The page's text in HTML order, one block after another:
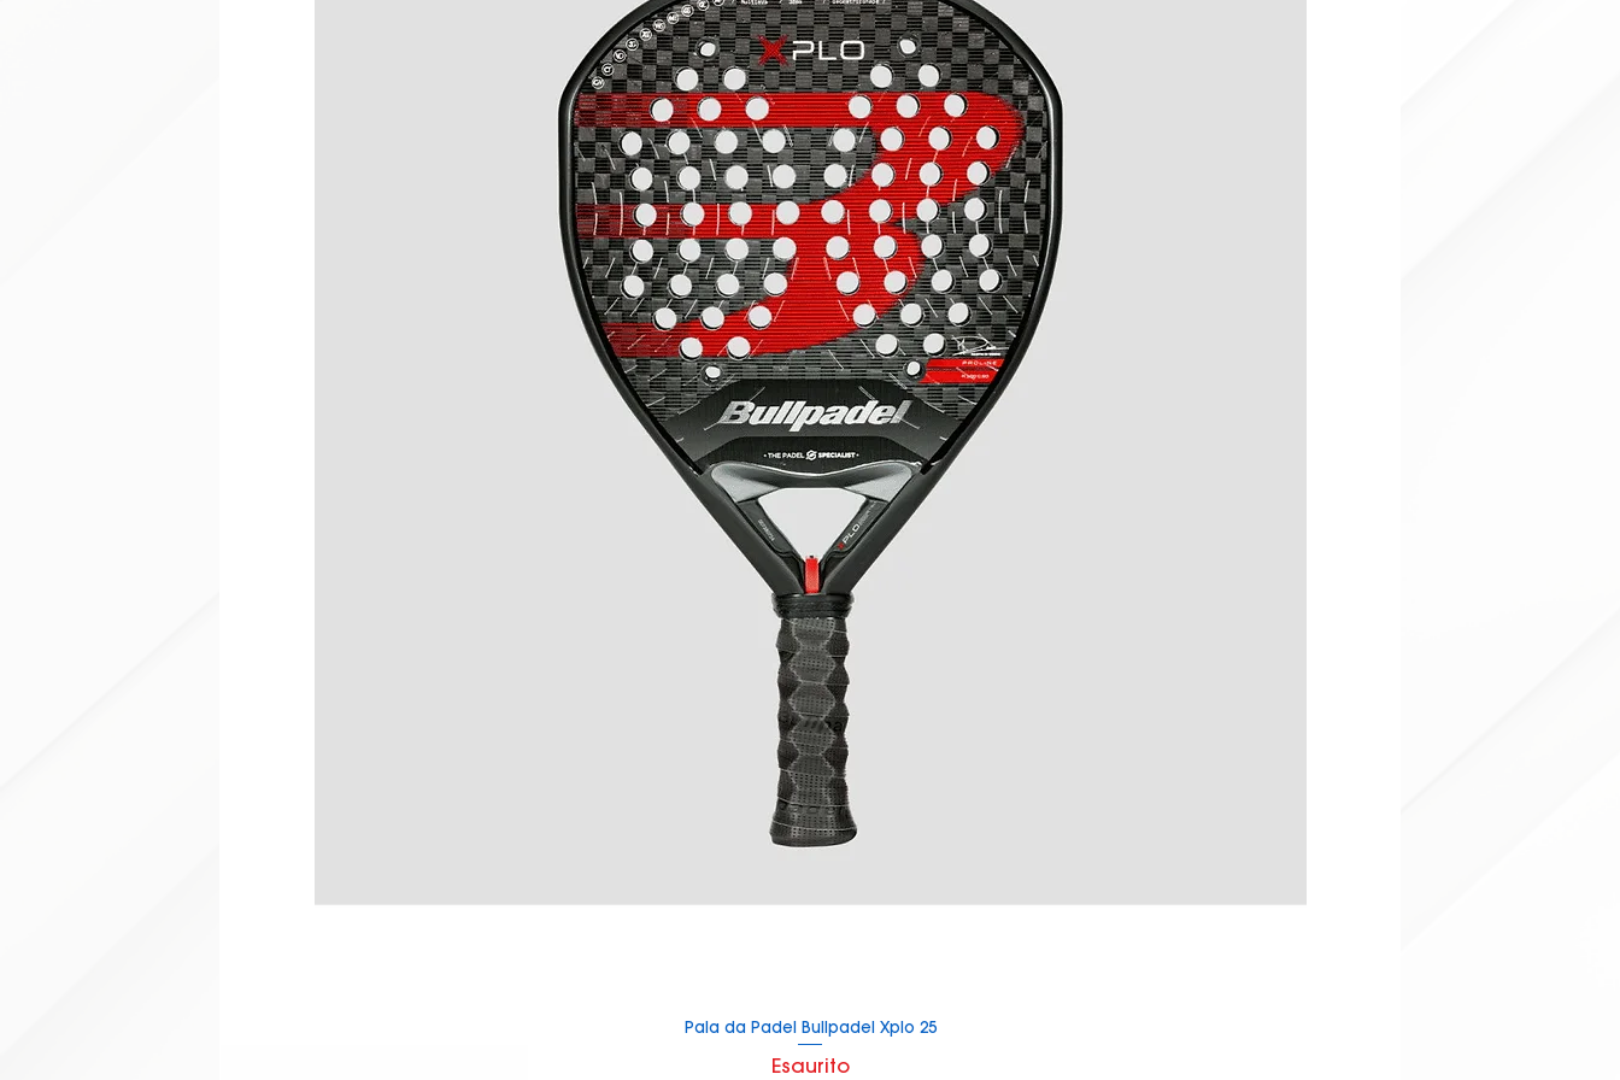
piede e fornire un supporto aggiuntivo in ogni movimento.
Questo pezzo semirigido impedisce la torsione eccessiva della
scarpa, garantendo un controllo ottimale durante gli
spostamenti laterali. Inoltre, distribuendo uniformemente la
pressione, aiuta a prevenire lesioni da sovraccarico o
movimenti instabili, consentendo un gioco più sicuro ed
Suola in gomma DURABILITY a spina di pesce o argilla. Fornisce
la presa necessaria su superfici scivolose, poiché espelle la
sabbia dalla suola, ma consente lo scivolamento sulla pista
Tomaia con sistema di regolazione termosaldato SPORTECH
Tomaia con rinforzo in gomma nelle zone strategiche
Suola intermedia in phylon con diverse densità DUAL REACTIVE
Vista rapida
Pala da Padel Bullpadel Xplo 25
Esaurito